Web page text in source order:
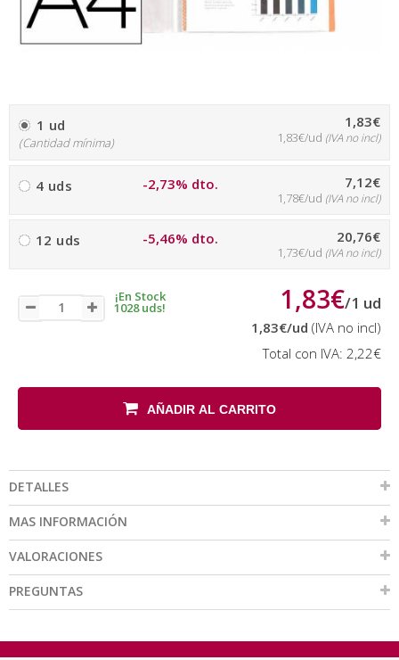
1 ud
(Cantidad mínima)
1,83€
1,83€/ud (IVA no incl)
4 uds -2,73% dto. 7,12€
1,78€/ud (IVA no incl)
12 uds -5,46% dto. 20,76€
1,73€/ud (IVA no incl)
¡En Stock
1028 uds! 1,83€/1 ud
1,83€/ud (IVA no incl)
Total con IVA: 2,22€
AÑADIR AL CARRITO
DETALLES
MAS INFORMACIÓN
VALORACIONES
PREGUNTAS